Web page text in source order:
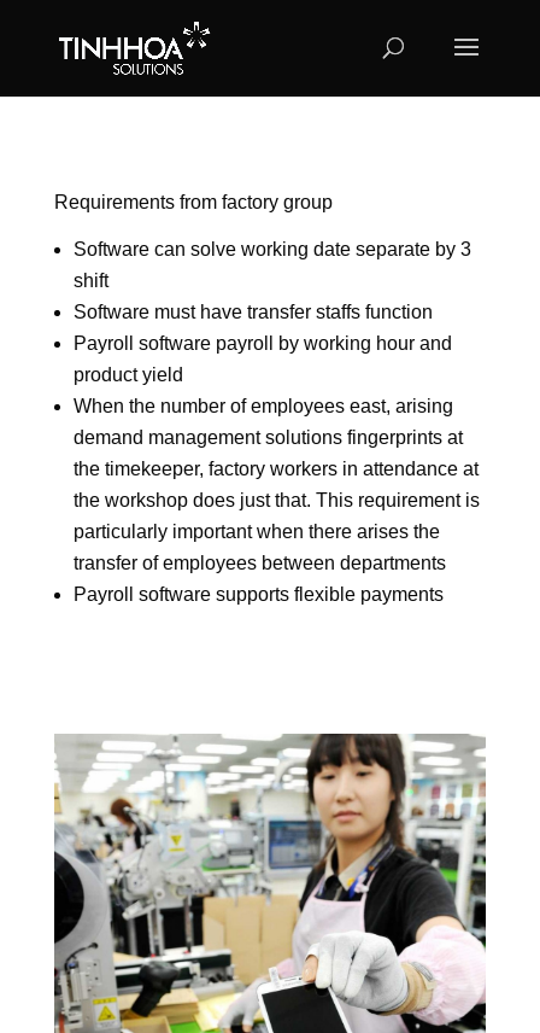
Requirements from factory group
Software can solve working date separate by 3
shift
Software must have transfer staffs function
Payroll software payroll by working hour and
product yield
When the number of employees east, arising
demand management solutions fingerprints at
the timekeeper, factory workers in attendance at
the workshop does just that. This requirement is
particularly important when there arises the
transfer of employees between departments
Payroll software supports flexible payments